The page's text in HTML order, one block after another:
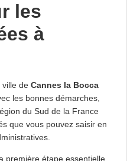
les
à
ville de Cannes la Bocca
les bonnes démarches,
du Sud de la France
que vous pouvez saisir en
première étape essentielle.